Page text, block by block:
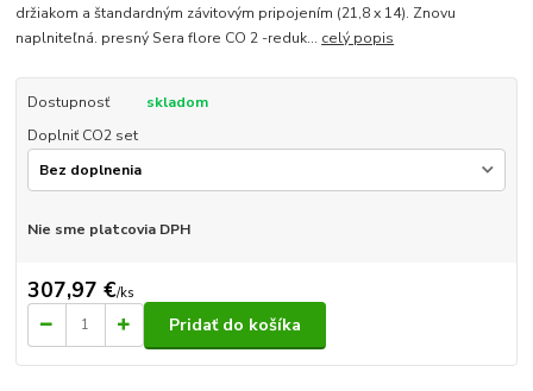
držiakom a štandardným závitovým pripojením (21,8 x 14). Znovu
naplniteľná. presný Sera flore CO 2 -reduk... celý popis
Dostupnosť
skladom
Doplniť CO2 set
Nie sme platcovia DPH
307,97 €/ks
Pridať do košíka